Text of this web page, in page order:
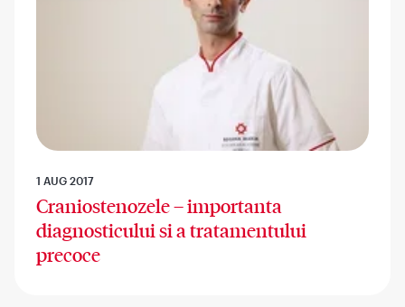
1 AUG 2017
Craniostenozele – importanta
diagnosticului si a tratamentului
precoce